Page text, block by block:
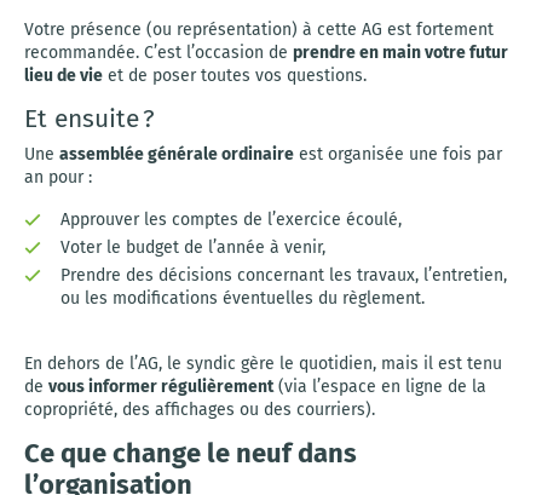
Votre présence (ou représentation) à cette AG est fortement
recommandée. C’est l’occasion de prendre en main votre futur
lieu de vie et de poser toutes vos questions.
Et ensuite ?
Une assemblée générale ordinaire est organisée une fois par
an pour :
Approuver les comptes de l’exercice écoulé,
Voter le budget de l’année à venir,
Prendre des décisions concernant les travaux, l’entretien,
ou les modifications éventuelles du règlement.
En dehors de l’AG, le syndic gère le quotidien, mais il est tenu
de vous informer régulièrement(via l’espace en ligne de la
copropriété, des affichages ou des courriers).
Ce que change le neuf dans
l’organisation